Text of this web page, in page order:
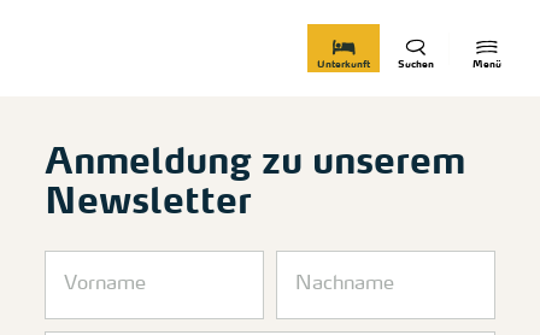
Menü
Suchen
Unterkunft
Anmeldung zu unserem
Newsletter